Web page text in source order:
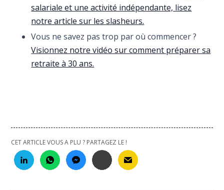
salariale et une activité indépendante, lisez
notre article sur les slasheurs.
Vous ne savez pas trop par où commencer ?
Visionnez notre vidéo sur comment préparer sa
retraite à 30 ans.
CET ARTICLE VOUS A PLU ? PARTAGEZ LE !